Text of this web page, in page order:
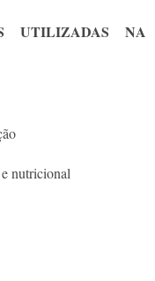
UTILIZADAS NA
nutricional